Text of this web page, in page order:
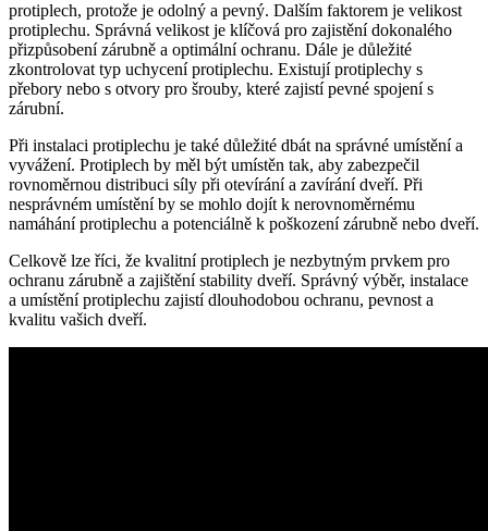
protiplech, protože je odolný a pevný. Dalším faktorem je velikost
protiplechu. Správná velikost je klíčová pro zajistění dokonalého
přizpůsobení zárubně a optimální ochranu. Dále je důležité
zkontrolovat typ uchycení protiplechu. Existují protiplechy s
přebory nebo s otvory pro šrouby, které zajistí pevné spojení s
zárubní.
Při instalaci protiplechu je také důležité dbát na správné umístění a
vyvážení. Protiplech by měl být umístěn tak, aby zabezpečil
rovnoměrnou distribuci síly při otevírání a zavírání dveří. Při
nesprávném umístění by se mohlo dojít k nerovnoměrnému
namáhání protiplechu a potenciálně k poškození zárubně nebo dveří.
Celkově lze říci, že kvalitní protiplech je nezbytným prvkem pro
ochranu zárubně a zajištění stability dveří. Správný výběr, instalace
a umístění protiplechu zajistí dlouhodobou ochranu, pevnost a
kvalitu vašich dveří.